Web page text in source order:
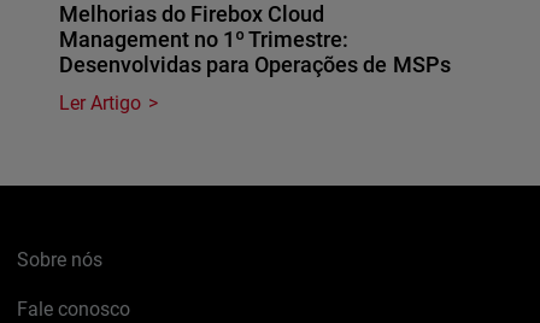
Melhorias do Firebox Cloud
Management no 1º Trimestre:
Desenvolvidas para Operações de MSPs
Ler Artigo
Sobre nós
Fale conosco